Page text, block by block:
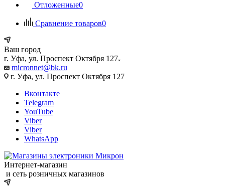
Отложенные0
Сравнение товаров0
Ваш город
г. Уфа, ул. Проспект Октября 127
micronnet@bk.ru
г. Уфа, ул. Проспект Октября 127
Вконтакте
Telegram
YouTube
Viber
Viber
WhatsApp
Интернет-магазин
и сеть розничных магазинов